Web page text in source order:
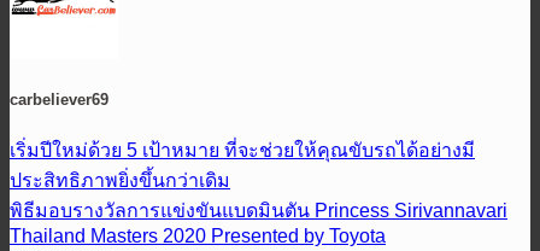
carbeliever69
เริ่มปีใหม่ด้วย 5 เป้าหมาย ที่จะช่วยให้คุณขับรถได้อย่างมี
ประสิทธิภาพยิ่งขึ้นกว่าเดิม
พิธีมอบรางวัลการแข่งขันแบดมินตัน Princess Sirivannavari
Thailand Masters 2020 Presented by Toyota